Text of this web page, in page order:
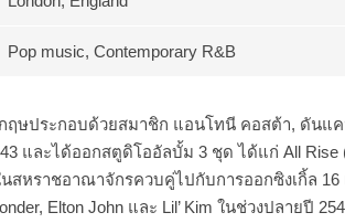
Pop music, Contemporary R&B
ษประกอบด้วยสมาชิก แอนโทนี คอสต้า, ดันแค
และได้ออกสตูดิโออัลบั้ม 3 ชุด ได้แก่ All Rise
สหราชอาณาจักรควบคู่ไปกับการออกซิงเกิ้ล 16
Elton John และ Lil’ Kim ในช่วงปลายปี